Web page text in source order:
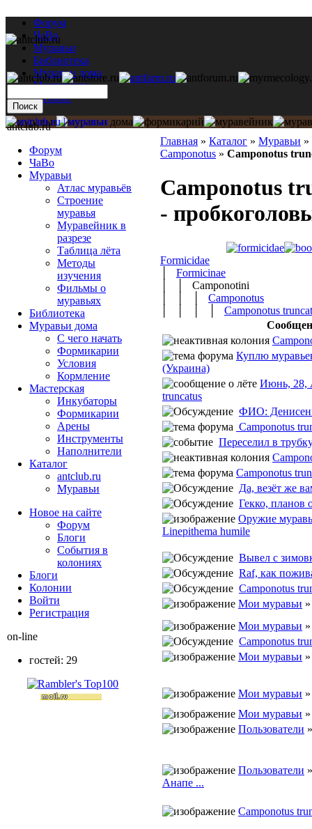
Форум
ЧаВо
Муравьи
Библиотека
Муравьи дома
Мастерская
Каталог
Главная » Каталог » Муравьи »
Camponotus » Camponotus
Camponotus
-
Formicidae
Formicinae
│ │ Camponotini
Camponotus
Camponotus
Куплю
(Украина)
Июнь, 28,
truncatus
ФИО:
Camponotus
Переселил в
Camponotus
Да, везёт же
Гекко, планов
Оружие
Linepithema humile
Вывел с
Raf, как
Camponotus
Мои муравьи
Мои муравьи
Camponotus
Мои муравьи
Мои муравьи
Мои муравьи
Пользователи
Пользователи
Анапе ...
Camponotus
antclub.ru
Форум
ЧаВо
Муравьи
Атлас муравьёв
Строение
муравья
Муравейник в
разрезе
Таблица лёта
Методы
изучения
Фильмы о
муравьях
Библиотека
Муравьи дома
С чего начать
Формикарии
Условия
Кормление
Мастерская
Инкубаторы
Формикарии
Арены
Инструменты
Наполнители
Каталог
antclub.ru
Муравьи
Новое на сайте
Форум
Блоги
События в
колониях
Блоги
Колонии
Войти
Peгиcтpaция
on-line
гостей: 29